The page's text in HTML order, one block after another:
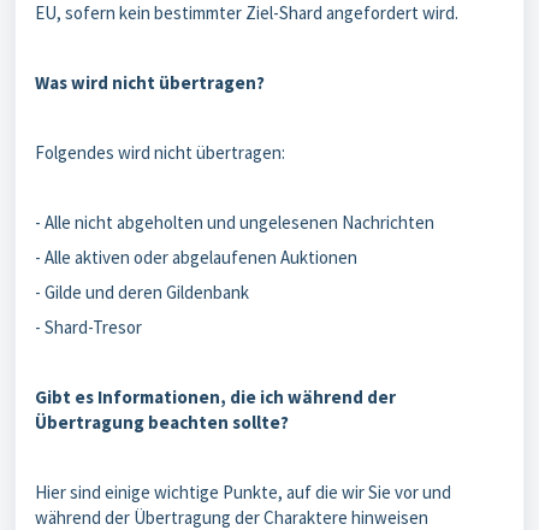
EU, sofern kein bestimmter Ziel-Shard angefordert wird.
Was wird nicht übertragen?
Folgendes wird nicht übertragen:
- Alle nicht abgeholten und ungelesenen Nachrichten
- Alle aktiven oder abgelaufenen Auktionen
- Gilde und deren Gildenbank
- Shard-Tresor
Gibt es Informationen, die ich während der
Übertragung beachten sollte?
Hier sind einige wichtige Punkte, auf die wir Sie vor und
während der Übertragung der Charaktere hinweisen